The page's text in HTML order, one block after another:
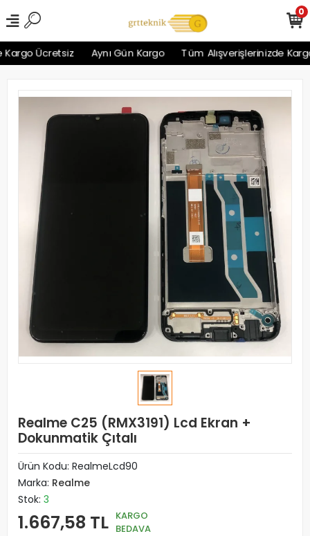
Ücretsiz Aynı Gün Kargo Tüm Alışverişlerinizde
0
Realme C25 (RMX3191) Lcd Ekran +
Dokunmatik Çıtalı
Ürün Kodu: RealmeLcd90
Marka: Realme
Stok: 3
1.667,58 TL KARGO
BEDAVA